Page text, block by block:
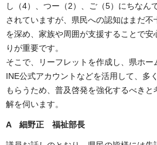
し（4）、つー（2）、ご（5）にちなん
されていますが、県民への認知はまだ
を深め、家族や周囲が支援することで安
りが重要です。
そこで、リーフレットを作成し、県ホー
INE公式アカウントなどを活用して、多
もらうため、普及啓発を強化するべき
解を伺います。
A 細野正 福祉部長